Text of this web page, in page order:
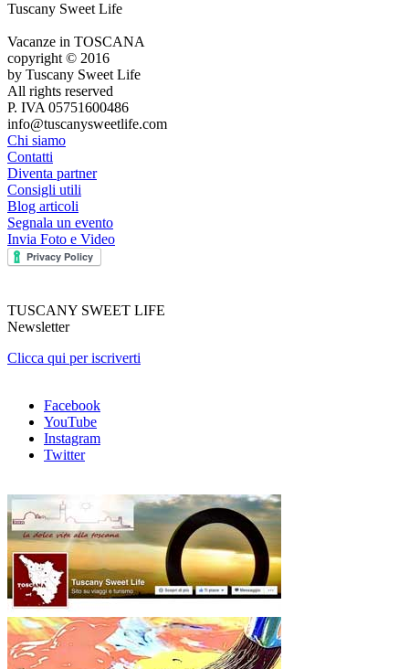
Tuscany Sweet Life
Vacanze in TOSCANA
copyright © 2016
by Tuscany Sweet Life
All rights reserved
P. IVA 05751600486
info@tuscanysweetlife.com
Chi siamo
Contatti
Diventa partner
Consigli utili
Blog articoli
Segnala un evento
Invia Foto e Video
TUSCANY SWEET LIFE
Newsletter
Clicca qui per iscriverti
Facebook
YouTube
Instagram
Twitter